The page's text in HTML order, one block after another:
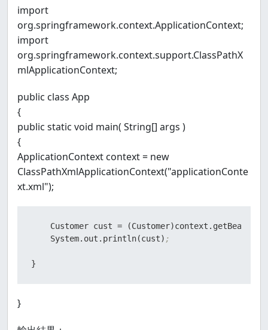
import
org.springframework.context.ApplicationContext;
import
org.springframework.context.support.ClassPathX
mlApplicationContext;
public class App
{
public static void main( String[] args )
{
ApplicationContext context = new
ClassPathXmlApplicationContext("applicationConte
xt.xml");
    Customer cust
= (Customer)context.getBean(
    System.out.println(cust)
;
}
}